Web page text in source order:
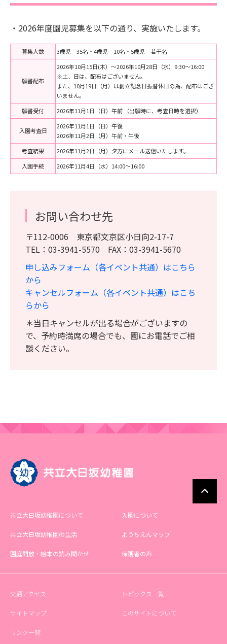
・2026年度園児募集を以下の通り、実施いたします。
募集人数 3歳児 35名・4歳児 10名・5歳児 若干名
願書配布
2026年10月15日(木）～2026年10月28日（水）9:30～16:00
※土、日は、配布はございません。
また、10月19日（月）は創立記念日振替休日の為、配布はござ
いません。
願書受付
2026年11月1日（日）午前 （出願時に、考査日時を選択）
入園考査日
2026年11月1日（日）午後
2026年11月2日（月）午前・午後
考査結果
2026年11月2日（月）夕方にメール送信いたします。
入園手続
2026年11月4日（水）14:00～16:00
お問い合わせ先
〒112-0006 東京都文京区小日向2-17-7
TEL：03-3941-5570 FAX：03-3941-5670
申し込みフォーム（各イベント共通）はこちら
から
キャンセルフォーム（各イベント共通）はこち
らから
＊当日キャンセルが出る場合がございますの
で、予約時満席の場合でも、園にお電話でご相
談ください。
共立大日坂幼稚園について
共立大日坂幼稚園の生活
園庭開放・絵本の読み聞かせ
入園について
ようちえんマップ
保護者の声
交通アクセス トピックス一覧
サイトマップ このサイトについて
リンク一覧